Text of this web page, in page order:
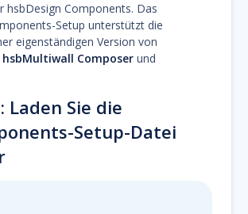
hsbDesign Components. Das
Setup unterstützt die
eigenständigen Version von
hsbMultiwall Composer und
Laden Sie die
Setup-Datei